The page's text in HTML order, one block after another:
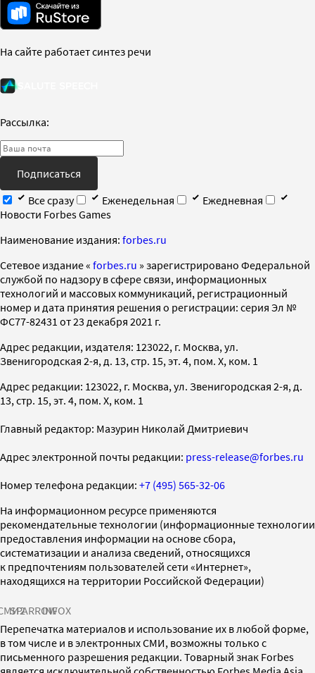
На сайте работает синтез речи
Рассылка:
Подписаться
Все сразу
Еженедельная
Ежедневная
Новости Forbes Games
Наименование издания: forbes.ru
Cетевое издание « forbes.ru » зарегистрировано Федеральной
службой по надзору в сфере связи, информационных
технологий и массовых коммуникаций, регистрационный
номер и дата принятия решения о регистрации: серия Эл №
ФС77-82431 от 23 декабря 2021 г.
Адрес редакции, издателя: 123022, г. Москва, ул.
Звенигородская 2-я, д. 13, стр. 15, эт. 4, пом. X, ком. 1
Адрес редакции: 123022, г. Москва, ул. Звенигородская 2-я, д.
13, стр. 15, эт. 4, пом. X, ком. 1
Главный редактор: Мазурин Николай Дмитриевич
Адрес электронной почты редакции: press-release@forbes.ru
Номер телефона редакции: +7 (495) 565-32-06
На информационном ресурсе применяются
рекомендательные технологии (информационные технологии
предоставления информации на основе сбора,
систематизации и анализа сведений, относящихся
к предпочтениям пользователей сети «Интернет»,
находящихся на территории Российской Федерации)
SPARROWINFOX
Перепечатка материалов и использование их в любой форме,
в том числе и в электронных СМИ, возможны только с
письменного разрешения редакции. Товарный знак Forbes